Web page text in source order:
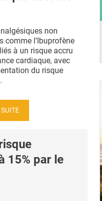
non
comme l’Ibuprofène
à un risque accru
cardiaque, avec
du risque
15% par le